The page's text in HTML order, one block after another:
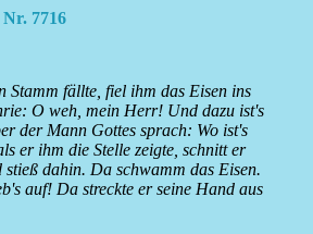
7716
Stamm fällte, fiel ihm das Eisen ins
O weh, mein Herr! Und dazu ist's
der Mann Gottes sprach: Wo ist's
er ihm die Stelle zeigte, schnitt er
stieß dahin. Da schwamm das Eisen.
auf! Da streckte er seine Hand aus